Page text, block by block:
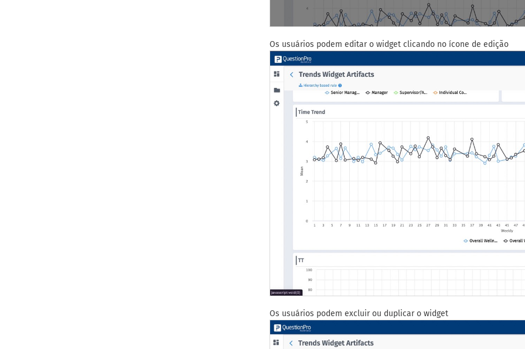
Os usuários podem editar o widget clicando no ícone de edição
Os usuários podem excluir ou duplicar o widget